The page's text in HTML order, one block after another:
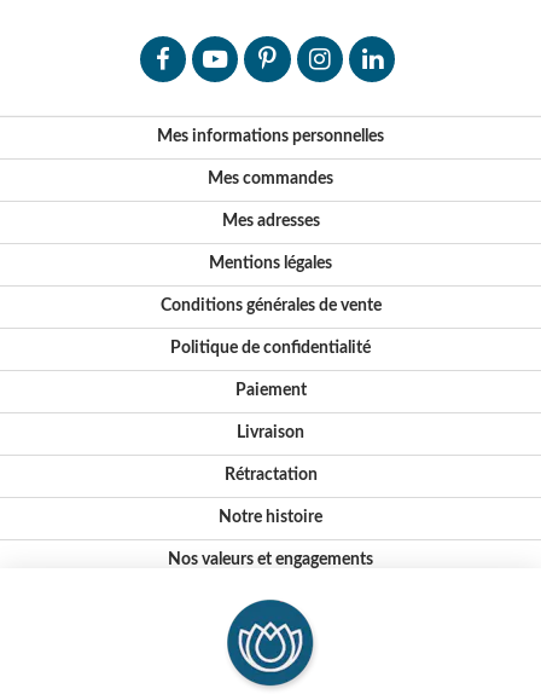
Mes informations personnelles
Mes commandes
Mes adresses
Mentions légales
Conditions générales de vente
Politique de confidentialité
Paiement
Livraison
Rétractation
Notre histoire
Nos valeurs et engagements
Conseils
Où nous trouver ?
FAQ